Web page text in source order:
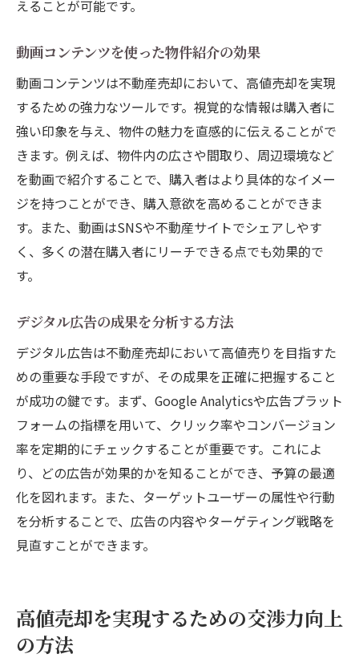
えることが可能です。
動画コンテンツを使った物件紹介の効果
動画コンテンツは不動産売却において、高値売却を実現
するための強力なツールです。視覚的な情報は購入者に
強い印象を与え、物件の魅力を直感的に伝えることがで
きます。例えば、物件内の広さや間取り、周辺環境など
を動画で紹介することで、購入者はより具体的なイメー
ジを持つことができ、購入意欲を高めることができま
す。また、動画はSNSや不動産サイトでシェアしやす
く、多くの潜在購入者にリーチできる点でも効果的で
す。
デジタル広告の成果を分析する方法
デジタル広告は不動産売却において高値売りを目指すた
めの重要な手段ですが、その成果を正確に把握すること
が成功の鍵です。まず、Google Analyticsや広告プラット
フォームの指標を用いて、クリック率やコンバージョン
率を定期的にチェックすることが重要です。これによ
り、どの広告が効果的かを知ることができ、予算の最適
化を図れます。また、ターゲットユーザーの属性や行動
を分析することで、広告の内容やターゲティング戦略を
見直すことができます。
高値売却を実現するための交渉力向上
の方法